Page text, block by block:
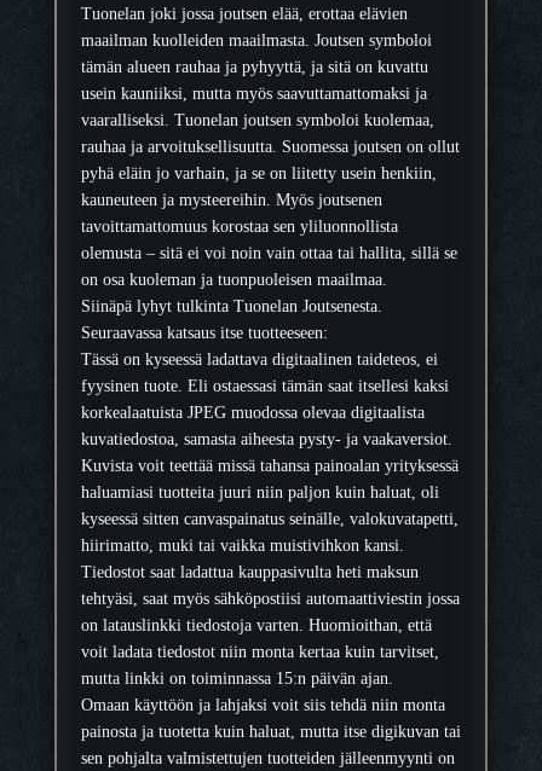
i
t
a
i
d
e
t
e
o
s
m
ä
ä
r
ä
Tuonelan joki jossa joutsen elää, erottaa elävien
maailman kuolleiden maailmasta. Joutsen symboloi
tämän alueen rauhaa ja pyhyyttä, ja sitä on kuvattu
usein kauniiksi, mutta myös saavuttamattomaksi ja
vaaralliseksi. Tuonelan joutsen symboloi kuolemaa,
rauhaa ja arvoituksellisuutta. Suomessa joutsen on ollut
pyhä eläin jo varhain, ja se on liitetty usein henkiin,
kauneuteen ja mysteereihin. Myös joutsenen
tavoittamattomuus korostaa sen yliluonnollista
olemusta – sitä ei voi noin vain ottaa tai hallita, sillä se
on osa kuoleman ja tuonpuoleisen maailmaa.
Siinäpä lyhyt tulkinta Tuonelan Joutsenesta.
Seuraavassa katsaus itse tuotteeseen:
Tässä on kyseessä ladattava digitaalinen taideteos, ei
fyysinen tuote. Eli ostaessasi tämän saat itsellesi kaksi
korkealaatuista JPEG muodossa olevaa digitaalista
kuvatiedostoa, samasta aiheesta pysty- ja vaakaversiot.
Kuvista voit teettää missä tahansa painoalan yrityksessä
haluamiasi tuotteita juuri niin paljon kuin haluat, oli
kyseessä sitten canvaspainatus seinälle, valokuvatapetti,
hiirimatto, muki tai vaikka muistivihkon kansi.
Tiedostot saat ladattua kauppasivulta heti maksun
tehtyäsi, saat myös sähköpostiisi automaattiviestin jossa
on latauslinkki tiedostoja varten. Huomioithan, että
voit ladata tiedostot niin monta kertaa kuin tarvitset,
mutta linkki on toiminnassa 15:n päivän ajan.
Omaan käyttöön ja lahjaksi voit siis tehdä niin monta
painosta ja tuotetta kuin haluat, mutta itse digikuvan tai
sen pohjalta valmistettujen tuotteiden jälleenmyynti on